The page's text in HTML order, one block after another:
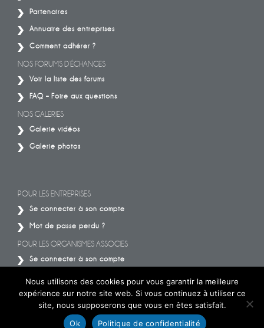
Partenaires
Annuaire des entreprises
Comment adhérer ?
NOS FORUMS D’ÉCHANGES
Voir la liste des forums
FAQ – Foire aux questions
NOS GALERIES
Galerie vidéos
Galerie photos
POUR LES ENTREPRISES
Se connecter à son compte
Mot de passe perdu ?
POUR LES ORGANISMES ASSOCIES
Se connecter à son compte
Nous utilisons des cookies pour vous garantir la meilleure
expérience sur notre site web. Si vous continuez à utiliser ce
site, nous supposerons que vous en êtes satisfait.
Ok
Politique de confidentialité